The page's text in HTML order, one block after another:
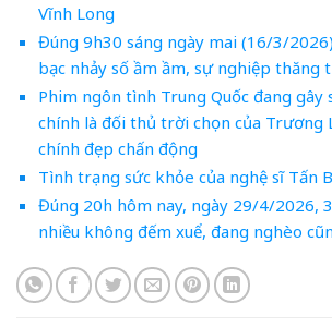
Vĩnh Long
Đúng 9h30 sáng ngày mai (16/3/
bạc nhảy số ầm ầm, sự nghiệp thăng
Phim ngôn tình Trung Quốc đang gây
chính là đối thủ trời chọn của Trương
chính đẹp chấn động
Tình trạng sức khỏe của nghệ sĩ Tấn
Đúng 20h hôm nay, ngày 29/4/2026,
nhiều không đếm xuể, đang nghèo